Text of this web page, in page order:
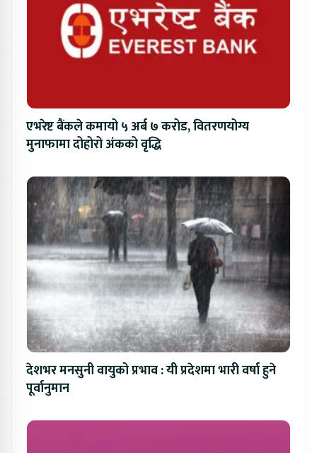
एभरेष्ट बैंकले कमायो ५ अर्ब ७ करोड, वितरणयोग्य
मुनाफामा दोहोरो अंकको वृद्धि
देशभर मनसुनी वायुको प्रभाव : यी प्रदेशमा भारी वर्षा हुने
पूर्वानुमान